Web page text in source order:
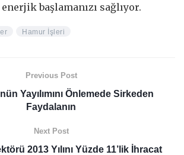
başlamanızı sağlıyor.
Hamur İşleri
Previous Post
Yayılımını Önlemede Sirkeden
Faydalanın
Next Post
2013 Yılını Yüzde 11’lik İhracat